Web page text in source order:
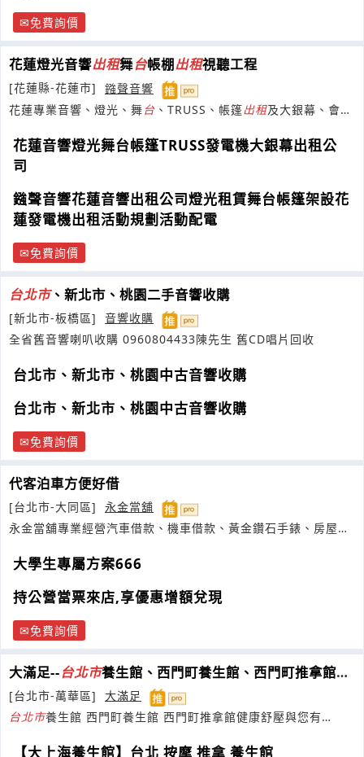
免費詢價
花蓮燈光音響出租舞台帳棚出租視聽工程
[花蓮縣-花蓮市]
鏹聲音響
花蓮專業音響、燈光、舞台 、TRUSS、帳篷出租及大銀幕、會議
花蓮音響燈光舞台帳篷TRUSS發電機大銀幕出租公
司
鏹聲音響花蓮音響出租公司燈光租賃舞台帳篷架設花
蓮發電機出租活動規劃活動配電
免費詢價
台北市、新北市、桃園二手音響收購
[新北市-板橋區]
音響收購
全省舊音響喇叭收購 0960804433陳先生 舊CD唱片回收
台北市、新北市、桃園中古音響收購
台北市、新北市、桃園中古音響收購
免費詢價
代客泊車方便好借
[台北市-大同區]
永金當舖
永金當舖專業經營汽車借款、機車借款、黃金鑽石手錶、房屋土
大學生專屬方案666
持公營當票來店,享優惠增額兌現
免費詢價
大滿足--台北市養生館、西門町養生館、西門町推拿館、
台北市日式按摩、全身推拿
[台北市-萬華區]
大滿足
台北市養生館 西門町養生館 西門町推拿館健康舒壓與您有
【大上海養生館】台北 按摩 推拿 養生館